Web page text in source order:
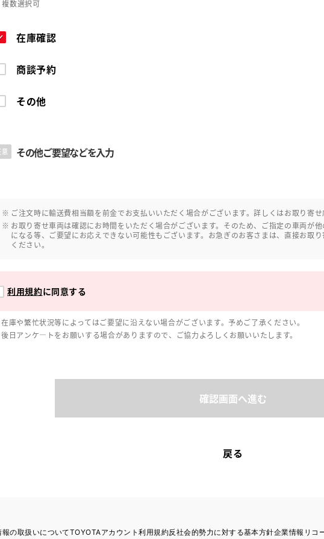
数選択可
在庫確認
商談予約
その他
その他ご要望などを入力
ご注文時に輸送費相当額を前金でお支払いいただく場合がございます。詳しくはお取り寄せ
お取り寄せ車両は確認にお時間をいただく場合がございます。そのため、ご指定の車両が
になる等、ご要望にお応えできない可能性もございます。お急ぎのお客さまは、直接お取
ください。
利用規約に同意する
在庫や繁忙状況等によってはご要望に沿えない場合がございます。予めご了承ください。
後日アンケ―トをお願いする場合がありますので、ご協力よろしくお願いいたします。
確認画面へ進む
戻る
報の取扱いについてTOYOTAアカウント利用規約反社会的勢力に対する基本方針企業情報 リコ